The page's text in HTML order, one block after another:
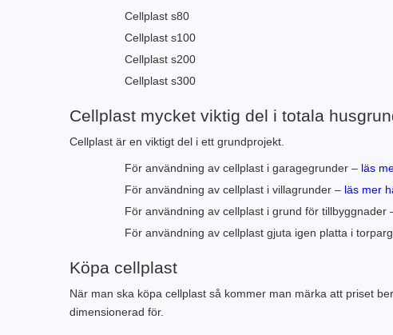
Cellplast s80
Cellplast s100
Cellplast s200
Cellplast s300
Cellplast mycket viktig del i totala
Cellplast är en viktigt del i ett grundprojekt.
För användning av cellplast i garagegrunder – läs
För användning av cellplast i villagrunder – läs mer
För användning av cellplast i grund för tillbyggnader
För användning av cellplast gjuta igen platta i
Köpa cellplast
När man ska köpa cellplast så kommer man märka att priset
dimensionerad för.